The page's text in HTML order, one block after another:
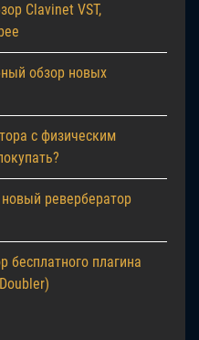
Clavinet VST,
обзор новых
с физическим
ревербератор
плагина